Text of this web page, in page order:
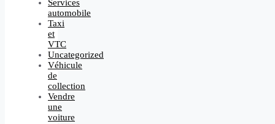
Services
automobile
Taxi
et
VTC
Uncategorized
Véhicule
de
collection
Vendre
une
voiture